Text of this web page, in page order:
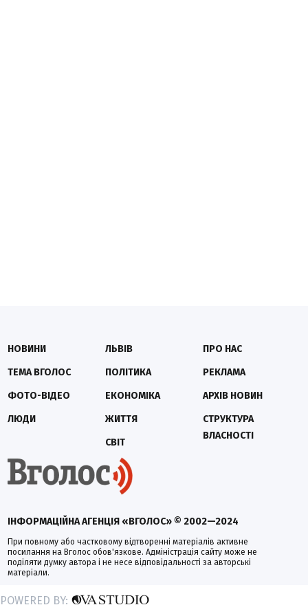
ІНФОРМАЦІЙНА АГЕНЦІЯ «ВГОЛОС» © 2002—2024
При повному або частковому відтворенні матеріалів активне
посилання на Вголос обов'язкове. Адміністрація сайту може не
поділяти думку автора і не несе відповідальності за авторські
матеріали.
НОВИНИ
ТЕМА ВГОЛОС
ФОТО-ВІДЕО
ЛЮДИ
ЛЬВІВ
ПОЛІТИКА
ЕКОНОМІКА
ЖИТТЯ
СВІТ
ПРО НАС
РЕКЛАМА
АРХІВ НОВИН
СТРУКТУРА
ВЛАСНОСТІ
POWERED BY: